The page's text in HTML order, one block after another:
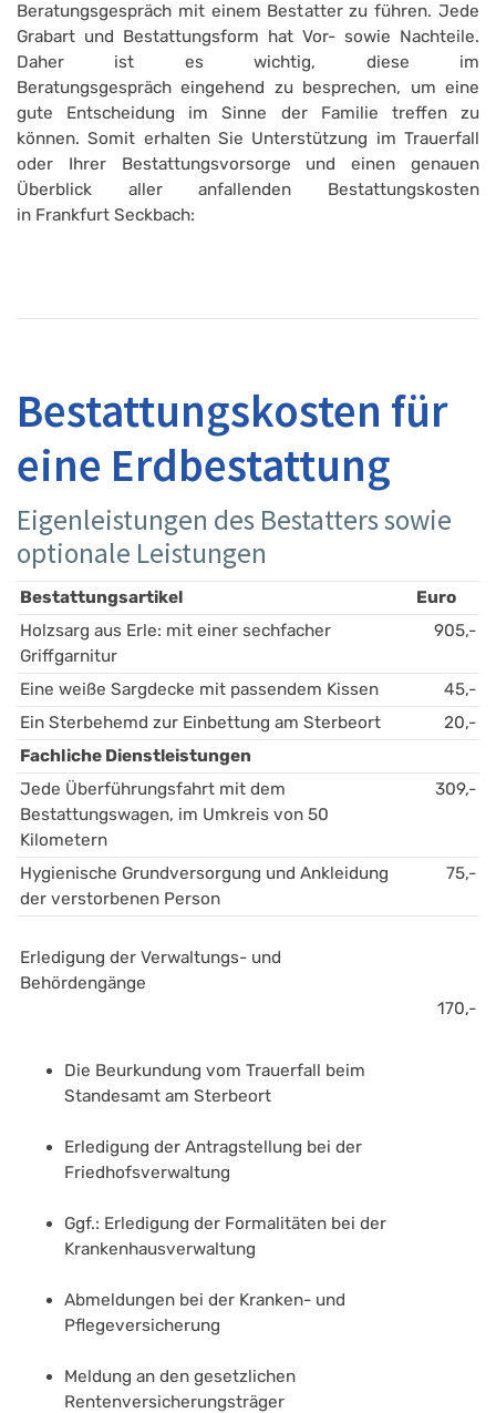
Beratungsgespräch mit einem Bestatter zu führen. Jede
Grabart und Bestattungsform hat Vor- sowie Nachteile.
Daher ist es wichtig, diese im
Beratungsgespräch eingehend zu besprechen, um eine
gute Entscheidung im Sinne der Familie treffen zu
können. Somit erhalten Sie Unterstützung im Trauerfall
oder Ihrer Bestattungsvorsorge und einen genauen
Überblick aller anfallenden Bestattungskosten
in Frankfurt Seckbach:
Bestattungskosten für
eine Erdbestattung
Eigenleistungen des Bestatters sowie
optionale Leistungen
Bestattungsartikel
Euro
Holzsarg aus Erle: mit einer sechfacher
Griffgarnitur
905,-
Eine weiße Sargdecke mit passendem Kissen
45,-
Ein Sterbehemd zur Einbettung am Sterbeort
20,-
Fachliche Dienstleistungen
Jede Überführungsfahrt mit dem
Bestattungswagen, im Umkreis von 50
Kilometern
309,-
Hygienische Grundversorgung und Ankleidung
der verstorbenen Person
75,-
Erledigung der Verwaltungs- und
Behördengänge
Die Beurkundung vom Trauerfall beim
Standesamt am Sterbeort
Erledigung der Antragstellung bei der
Friedhofsverwaltung
Ggf.: Erledigung der Formalitäten bei der
Krankenhausverwaltung
Abmeldungen bei der Kranken- und
Pflegeversicherung
Meldung an den gesetzlichen
Rentenversicherungsträger
170,-